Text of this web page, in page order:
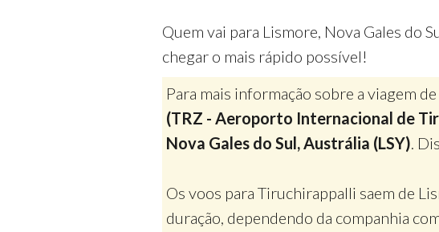
Quem vai para Lismore, Nova Gales do
chegar o mais rápido possível!
Para mais informação sobre a viagem
(TRZ - Aeroporto Internacional de
Nova Gales do Sul, Austrália (LSY).
Os voos para Tiruchirappalli saem de
duração, dependendo da companhia